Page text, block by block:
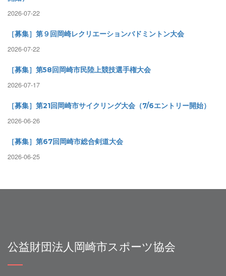
2026-07-22
［募集］第９回岡崎レクリエーションバドミントン大会
2026-07-22
［募集］第58回岡崎市民陸上競技選手権大会
2026-07-17
［募集］第21回岡崎市サイクリング大会（7/6エントリー開始）
2026-06-26
［募集］第67回岡崎市総合剣道大会
2026-06-25
公益財団法人岡崎市スポーツ協会